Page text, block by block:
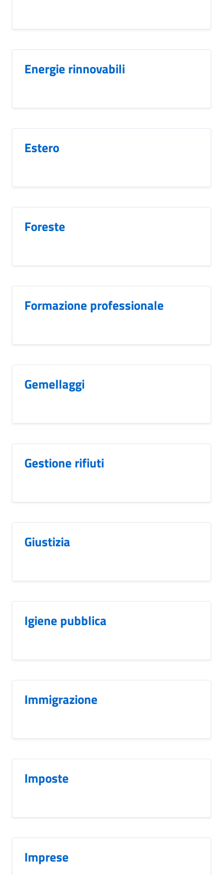
Energie rinnovabili
Estero
Foreste
Formazione professionale
Gemellaggi
Gestione rifiuti
Giustizia
Igiene pubblica
Immigrazione
Imposte
Imprese